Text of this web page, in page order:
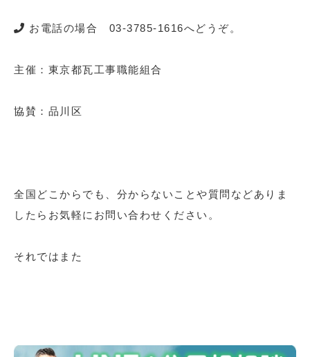
お電話の場合 03-3785-1616へどうぞ。
主催：東京都瓦工事職能組合
協賛：品川区
全国どこからでも、分からないことや質問などありま
したらお気軽にお問い合わせください。
それではまた